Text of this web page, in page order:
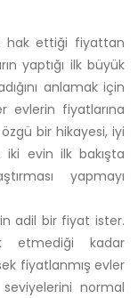
hak ettiği fiyattan
yaptığı ilk büyük
anlamak için
evlerin fiyatlarına
bir hikayesi, iyi
iki evin ilk bakışta
yapmayı
adil bir fiyat ister.
etmediği kadar
fiyatlanmış evler
normal